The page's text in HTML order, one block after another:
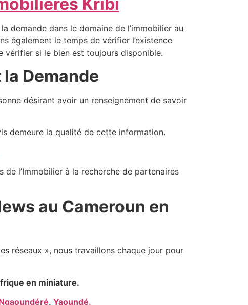
demande dans le domaine de l’immobilier au
également le temps de vérifier l’existence
vérifier si le bien est toujours disponible.
Demande
désirant avoir un renseignement de savoir
demeure la qualité de cette information.
l’Immobilier à la recherche de partenaires
au Cameroun en
réseaux », nous travaillons chaque jour pour
en miniature.
, Yaoundé.